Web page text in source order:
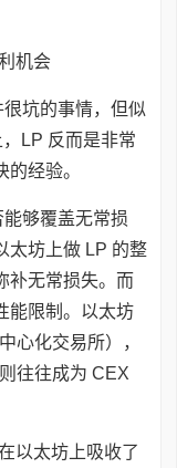
机会
坑的事情，但似
LP 反而是非常
经验。
够覆盖无常损
太坊上做 LP 的整
补无常损失。而
能限制。以太坊
心化交易所），
往往成为 CEX
以太坊上吸收了